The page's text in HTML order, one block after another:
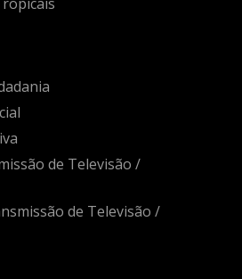
de Televisão /
de Televisão /